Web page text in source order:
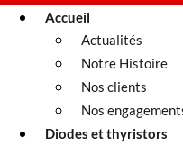
Accueil
Actualités
Notre Histoire
Nos clients
Nos
Diodes et thyristors